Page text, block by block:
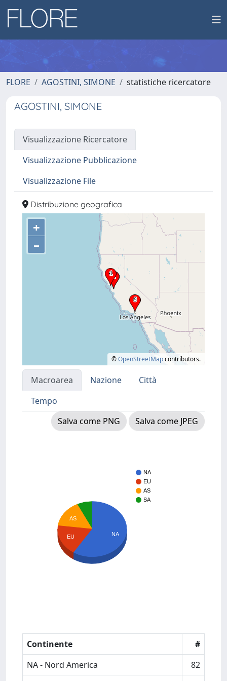
FLORE AGOSTINI, SIMONE statistiche ricercatore
AGOSTINI, SIMONE
Visualizzazione Ricercatore
Visualizzazione Pubblicazione
Visualizzazione File
Distribuzione geografica
+
–
©OpenStreetMapcontributors.
Macroarea Nazione
Città
Tempo
Salva come PNG
Salva come JPEG
NA
EU
AS
SA
AS
EU NA
Continente
#
NA - Nord America
82